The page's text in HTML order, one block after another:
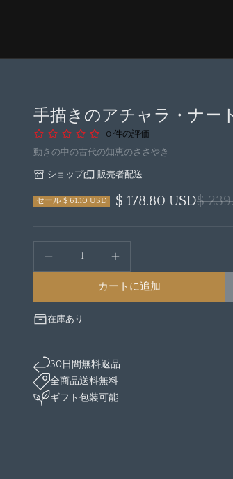
手描きのアチャラ・ナー
0 件の評価
動きの中の古代の知恵のささやき
ショップ 販売者配送
$ 178.80 USD$
セール $ 61.10 USD
カートに追加
在庫あり
30日間無料返品
全商品送料無料
ギフト包装可能